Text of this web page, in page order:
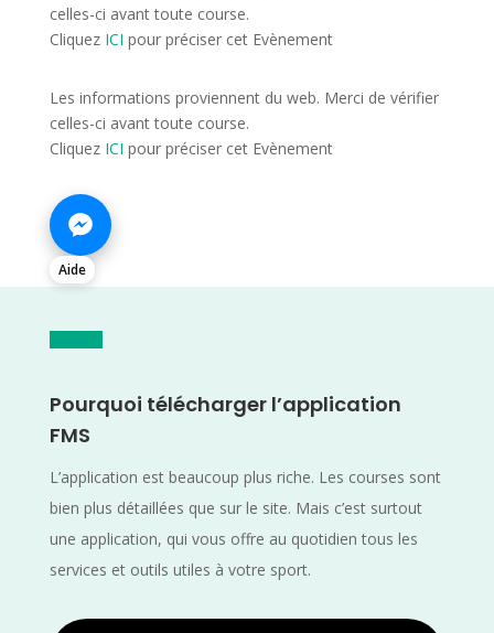
celles-ci avant toute course.
Cliquez ICI pour préciser cet Evènement
Les informations proviennent du web. Merci de vérifier
celles-ci avant toute course.
Cliquez ICI pour préciser cet Evènement
Aide
Pourquoi télécharger l’application
FMS
L’application est beaucoup plus riche. Les courses sont
bien plus détaillées que sur le site. Mais c’est surtout
une application, qui vous offre au quotidien tous les
services et outils utiles à votre sport.